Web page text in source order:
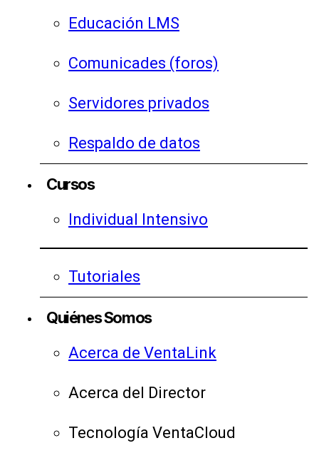
Educación LMS
Comunicades (foros)
Servidores privados
Respaldo de datos
Cursos
Individual Intensivo
Tutoriales
Quiénes Somos
Acerca de VentaLink
Acerca del Director
Tecnología VentaCloud